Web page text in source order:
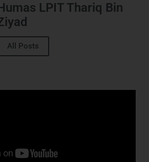
LPIT Thariq Bin
All Posts